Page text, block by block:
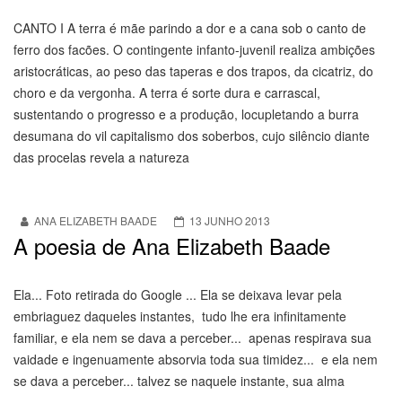
CANTO I A terra é mãe parindo a dor e a cana sob o canto de
ferro dos facões. O contingente infanto-juvenil realiza ambições
aristocráticas, ao peso das taperas e dos trapos, da cicatriz, do
choro e da vergonha. A terra é sorte dura e carrascal,
sustentando o progresso e a produção, locupletando a burra
desumana do vil capitalismo dos soberbos, cujo silêncio diante
das procelas revela a natureza
ANA ELIZABETH BAADE 13 JUNHO 2013
A poesia de Ana Elizabeth Baade
Ela... Foto retirada do Google ... Ela se deixava levar pela
embriaguez daqueles instantes, tudo lhe era infinitamente
familiar, e ela nem se dava a perceber... apenas respirava sua
vaidade e ingenuamente absorvia toda sua timidez... e ela nem
se dava a perceber... talvez se naquele instante, sua alma